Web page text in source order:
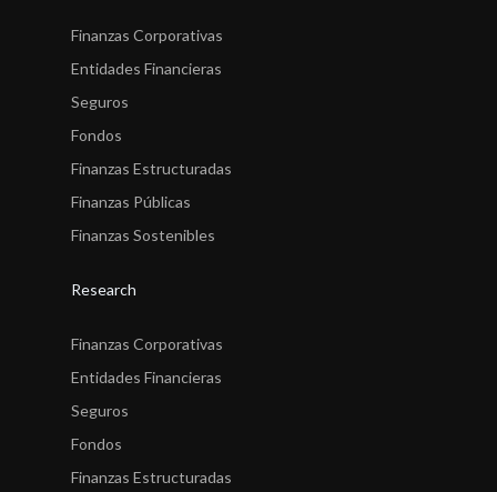
Finanzas Corporativas
Entidades Financieras
Seguros
Fondos
Finanzas Estructuradas
Finanzas Públicas
Finanzas Sostenibles
Research
Finanzas Corporativas
Entidades Financieras
Seguros
Fondos
Finanzas Estructuradas